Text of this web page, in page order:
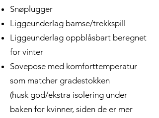
Snøplugger
Liggeunderlag bamse/trekkspill
Liggeunderlag oppblåsbart beregnet
for vinter
Sovepose med komforttemperatur
som matcher gradestokken
(husk god/ekstra isolering under
baken for kvinner, siden de er mer